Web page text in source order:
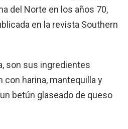
del Norte en los años 70,
en la revista Southern
son sus ingredientes
con harina, mantequilla y
betún glaseado de queso